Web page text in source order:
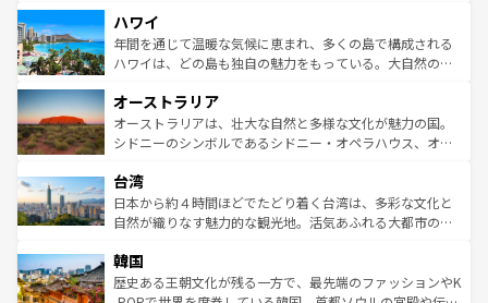
ば市内交通費無料で観光を楽しむこともできる。 なお、新
着のスイス情報はコンテンツ一覧 を参照してほしい。
のような巨大都市は、観光、ショッピング、エンターテイ
ンメントが詰まった刺激的なスポットだ。一方、アメリカ
西部には大自然が広がり、グランドキャニオンやイエロー
部のニューオーリンズでは、音楽と美食が融合した独特の
文化が魅力。旅行者はアメリカの各地域で異なる魅力を楽
しみながら、その多様性と豊かな歴史を感じることができ
ならではの贅沢な旅のスタイルだ。 なお、新着のアメリカ
情報はコンテンツ一覧を参照してほしい。
ハワイ
年間を通じて温暖な気候に恵まれ、多くの島で構成される
ハワイは、どの島も独自の魅力をもっている。大自然の神
ワイ島は見逃せない。また、定番の観光地といえばオアフ
島だが、静かな自然を求めるならマウイ島やカウアイ島が
おすすめ。エメラルドグリーンに輝く海をはじめ、豊かな
れるおもてなしの心で訪れる人々を迎えてくれるハワイの
人々、おいしいローカルフードやハワイアンミュージッ
ク、伝統的なフラダンスなど、すべてがハワイの魅力を彩
ワイを、存分に味わってほしい。 なお、新着のハワイ情報
はコンテンツ一覧を参照してほしい。
オーストラリア
オーストラリアは、壮大な自然と多様な文化が魅力の国。
シドニーのシンボルであるシドニー・オペラハウス、オー
リアリーフや大陸中央部にそびえるウルル（エアーズロッ
ク）、タスマニアの美しい原生林やケアンズの熱帯雨林な
ど、見どころがたくさん。また、カフェやワイン、オージ
いる。アクティビティも充実しており、サーフィンやダイ
ビング、ハイキングなど、アウトドア好きにはたまらな
い。オーストラリアの多彩な魅力を存分に味わいつくそ
台湾
日本から約４時間ほどでたどり着く台湾は、多彩な文化と
自然が織りなす魅力的な観光地。活気あふれる大都市の台
ン）、静ひつな山岳地帯である台湾東部など、都市の喧騒
と山間の静けさが共存しており、訪れる人に新しい発見と
韓国
歴史ある王朝文化が残る一方で、最先端のファッションやK